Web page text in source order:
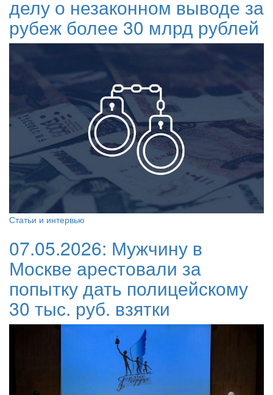
делу о незаконном выводе за
рубеж более 30 млрд рублей
Статьи и интервью
07.05.2026: Мужчину в
Москве арестовали за
попытку дать полицейскому
30 тыс. руб. взятки